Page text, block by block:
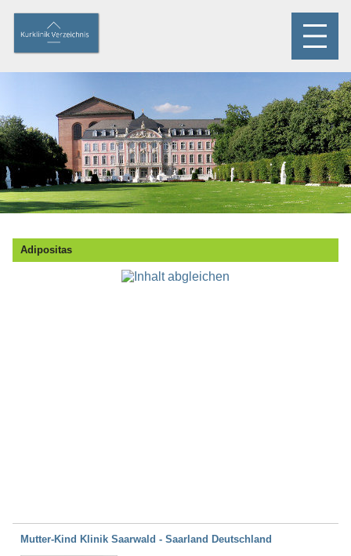
Adipositas
Mutter-Kind Klinik Saarwald - Saarland Deutschland